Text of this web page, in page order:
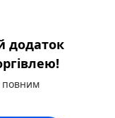
додаток
повним